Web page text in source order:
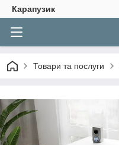
Карапузик
Товари та послуги